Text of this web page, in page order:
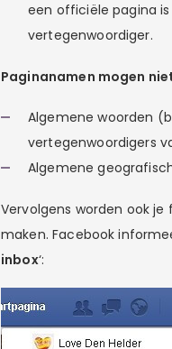
een officiële pagina
vertegenwoordiger.
Paginanamen mogen
Algemene woorden
vertegenwoordigers
Algemene
Vervolgens worden ook
maken. Facebook
inbox‘: